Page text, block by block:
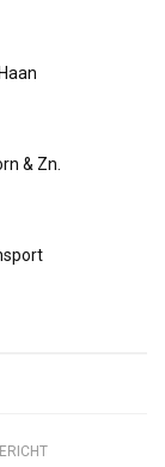
& Zn.